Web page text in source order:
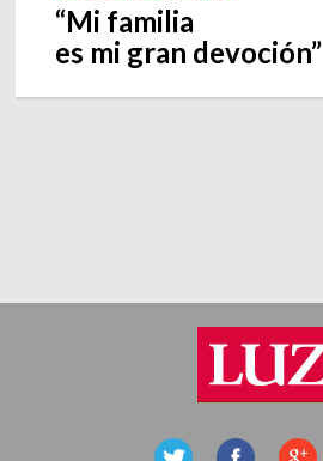
“Mi familia
es mi gran devoción”